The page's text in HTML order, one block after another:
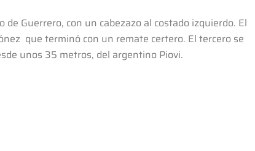
Guerrero, con un cabezazo al costado izquierdo. El
que terminó con un remate certero. El tercero se
unos 35 metros, del argentino Piovi.